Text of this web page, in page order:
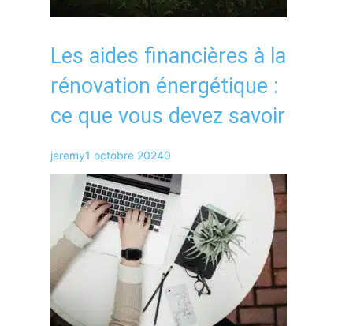
Les aides financières à la
rénovation énergétique :
ce que vous devez savoir
jeremy1 octobre 20240